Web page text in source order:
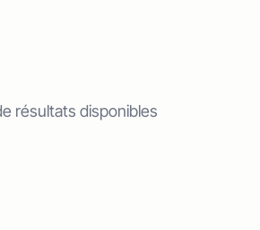
résultats disponibles